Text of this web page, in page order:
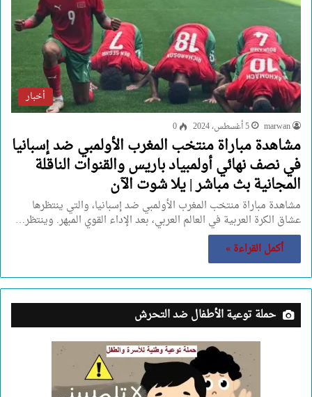
أخبار
marwan 5 أغسطس، 2024 0
مشاهدة مباراة منتخب المغرب الأولمبي ضد إسبانيا
في نصف نهائي أولمبياد باريس والقنوات الناقلة
المجانية بث مباشر | يلا شوت الآن
مشاهدة مباراة منتخب المغرب الأولمبي ضد إسبانيا، والتي ينتظرها
عشاق الكرة العربية في العالم العربي، بعد الإداء القوي المبهر. وينتظر…
أكمل القراءة »
حملة توعية الأطفال ضد التحرش